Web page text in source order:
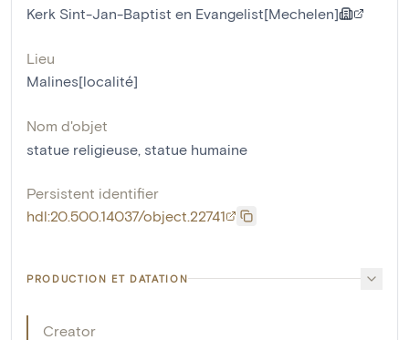
Kerk Sint-Jan-Baptist en Evangelist[Mechelen]
Lieu
Malines[localité]
Nom d'objet
statue religieuse statue humaine
Persistent identifier
hdl:20.500.14037/object.22741
PRODUCTION ET DATATION
Creator